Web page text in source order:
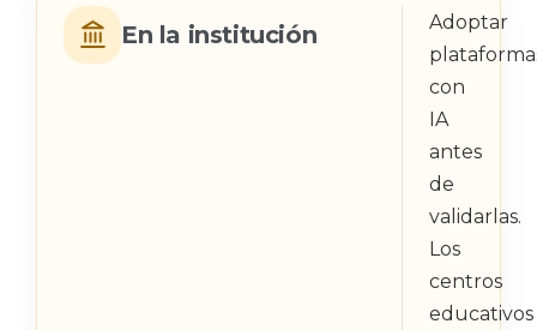
En la institución
Adoptar
con
IA
antes
de
validarlas.
Los
centros
educativos